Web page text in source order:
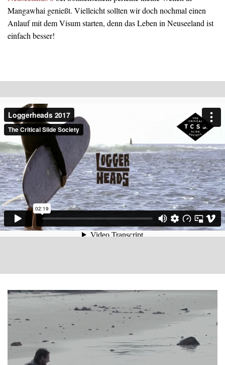
Mangawhai genießt. Vielleicht sollten wir doch nochmal einen
Anlauf mit dem Visum starten, denn das Leben in Neuseeland ist
einfach besser!